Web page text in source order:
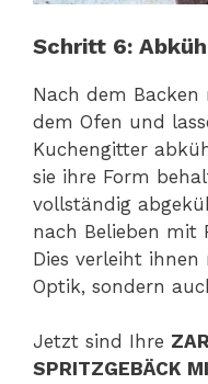
Schritt 6:
Nach dem Backen
dem Ofen und
Kuchengitter
sie ihre Form
vollständig
nach Belieben mit
Dies verleiht
Optik, sondern
Jetzt sind Ihre
SPRITZGEBÄCK